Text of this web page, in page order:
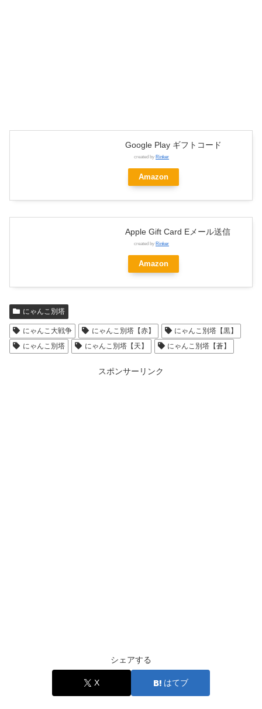
Google Play ギフトコード
created by Rinker
Amazon
Apple Gift Card Eメール送信
created by Rinker
Amazon
にゃんこ別塔
にゃんこ大戦争 にゃんこ別塔【赤】
にゃんこ別塔【黒】
にゃんこ別塔
にゃんこ別塔【天】 にゃんこ別塔【蒼】
スポンサーリンク
シェアする
X はてブ